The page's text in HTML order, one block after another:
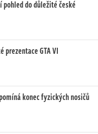
do důležité české
GTA VI
konec fyzických nosičů